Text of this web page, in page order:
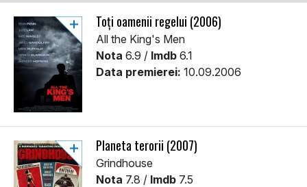
Toți oamenii regelui (2006)
All the King's Men
Nota 6.9 / Imdb 6.1
Data premierei: 10.09.2006
Planeta terorii (2007)
Grindhouse
Nota 7.8 / Imdb 7.5